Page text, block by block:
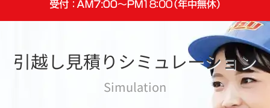
引越し見積りシミュレーション
Simulation